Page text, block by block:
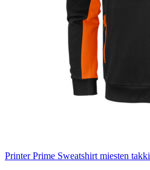
Printer Prime Sweatshirt miesten takki